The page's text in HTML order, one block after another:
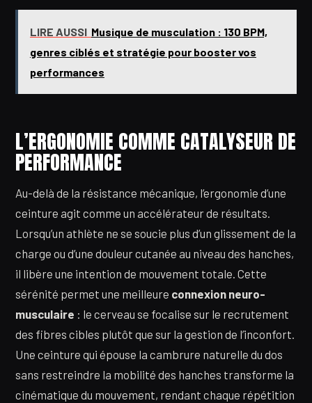
LIRE AUSSI Musique de musculation : 130 BPM,
genres ciblés et stratégie pour booster vos
performances
L’ERGONOMIE COMME CATALYSEUR DE
PERFORMANCE
Au-delà de la résistance mécanique, l’ergonomie d’une
ceinture agit comme un accélérateur de résultats.
Lorsqu’un athlète ne se soucie plus d’un glissement de la
charge ou d’une douleur cutanée au niveau des hanches,
il libère une intention de mouvement totale. Cette
sérénité permet une meilleure connexion neuro-
musculaire : le cerveau se focalise sur le recrutement
des fibres cibles plutôt que sur la gestion de l’inconfort.
Une ceinture qui épouse la cambrure naturelle du dos
sans restreindre la mobilité des hanches transforme la
cinématique du mouvement, rendant chaque répétition